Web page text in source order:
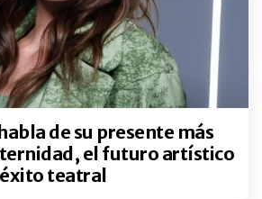
de su presente más
el futuro artístico
éxito teatral